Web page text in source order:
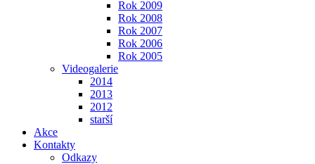
Rok 2009
Rok 2008
Rok 2007
Rok 2006
Rok 2005
Videogalerie
2014
2013
2012
starší
Akce
Kontakty
Odkazy